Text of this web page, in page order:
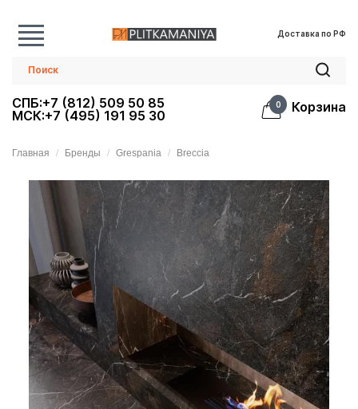
Доставка по РФ
СПБ:+7 (812) 509 50 85
МСК:+7 (495) 191 95 30
0 Корзина
Главная Бренды Grespania Breccia